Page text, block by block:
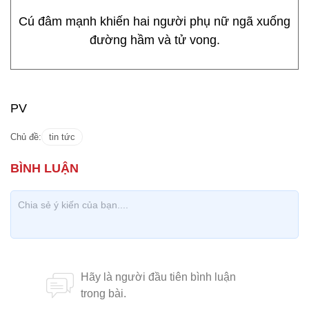
Cú đâm mạnh khiến hai người phụ nữ ngã xuống
đường hầm và tử vong.
PV
Chủ đề: tin tức